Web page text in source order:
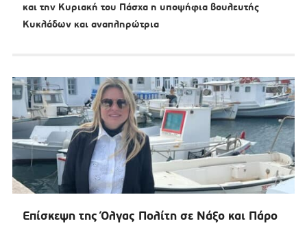
και την Κυριακή του Πάσχα η υποψήφια βουλευτής
Κυκλάδων και αναπληρώτρια
Επίσκεψη της Όλγας Πολίτη σε Νάξο και Πάρο